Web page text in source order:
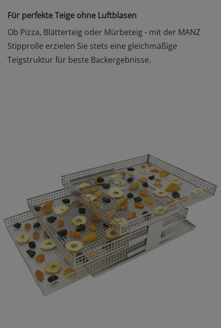
Für perfekte Teige ohne Luftblasen
Ob Pizza, Blätterteig oder Mürbeteig - mit der MANZ
Stipprolle erzielen Sie stets eine gleichmäßige
Teigstruktur für beste Backergebnisse.